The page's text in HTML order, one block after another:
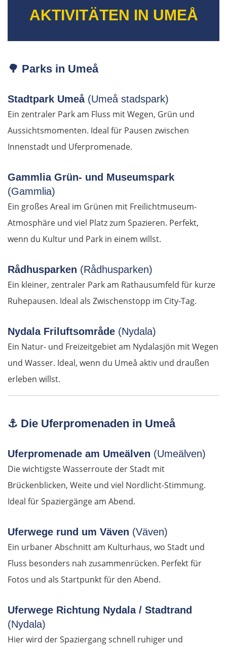
AKTIVITÄTEN IN UMEÅ
🌳 Parks in Umeå
Stadtpark Umeå (Umeå stadspark)
Ein zentraler Park am Fluss mit Wegen, Grün und
Aussichtsmomenten. Ideal für Pausen zwischen
Innenstadt und Uferpromenade.
Gammlia Grün- und Museumspark
(Gammlia)
Ein großes Areal im Grünen mit Freilichtmuseum-
Atmosphäre und viel Platz zum Spazieren. Perfekt,
wenn du Kultur und Park in einem willst.
Rådhusparken (Rådhusparken)
Ein kleiner, zentraler Park am Rathausumfeld für kurze
Ruhepausen. Ideal als Zwischenstopp im City-Tag.
Nydala Friluftsområde (Nydala)
Ein Natur- und Freizeitgebiet am Nydalasjön mit Wegen
und Wasser. Ideal, wenn du Umeå aktiv und draußen
erleben willst.
⚓ Die Uferpromenaden in Umeå
Uferpromenade am Umeälven (Umeälven)
Die wichtigste Wasserroute der Stadt mit
Brückenblicken, Weite und viel Nordlicht-Stimmung.
Ideal für Spaziergänge am Abend.
Uferwege rund um Väven (Väven)
Ein urbaner Abschnitt am Kulturhaus, wo Stadt und
Fluss besonders nah zusammenrücken. Perfekt für
Fotos und als Startpunkt für den Abend.
Uferwege Richtung Nydala / Stadtrand
(Nydala)
Hier wird der Spaziergang schnell ruhiger und
Terni
Foligno
Perugia
Arezzo
Pisa
La Spezia
Cinque Terre
Albenga
Monaco
Nizza
Cannes
Saint-Tropez
Marseille
Avignon
Nîmes
Béziers
Carcassonne
Ax-les-Thermes